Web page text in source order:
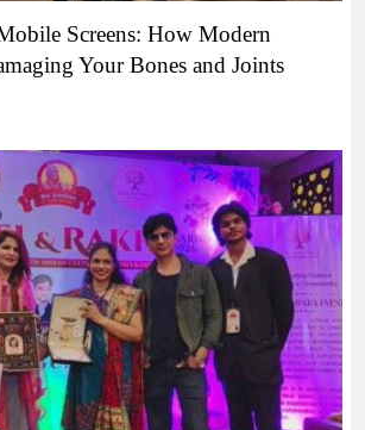
Screens: How Modern
Your Bones and Joints